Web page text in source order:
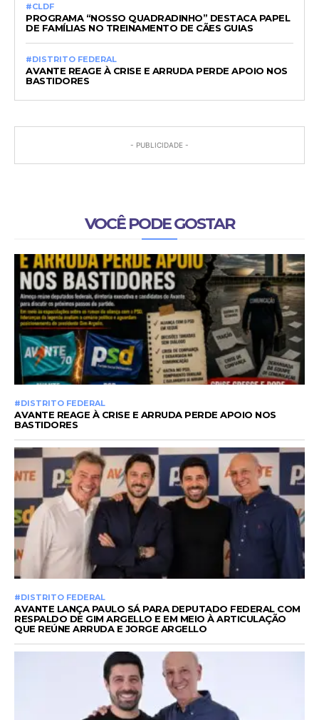
#CLDF
PROGRAMA “NOSSO QUADRADINHO” DESTACA PAPEL
DE FAMÍLIAS NO TREINAMENTO DE CÃES GUIAS
#DISTRITO FEDERAL
AVANTE REAGE À CRISE E ARRUDA PERDE APOIO NOS
BASTIDORES
- PUBLICIDADE -
VOCÊ PODE GOSTAR
#DISTRITO FEDERAL
AVANTE REAGE À CRISE E ARRUDA PERDE APOIO NOS
BASTIDORES
#DISTRITO FEDERAL
AVANTE LANÇA PAULO SÁ PARA DEPUTADO FEDERAL COM
RESPALDO DE GIM ARGELLO E EM MEIO À ARTICULAÇÃO
QUE REÚNE ARRUDA E JORGE ARGELLO